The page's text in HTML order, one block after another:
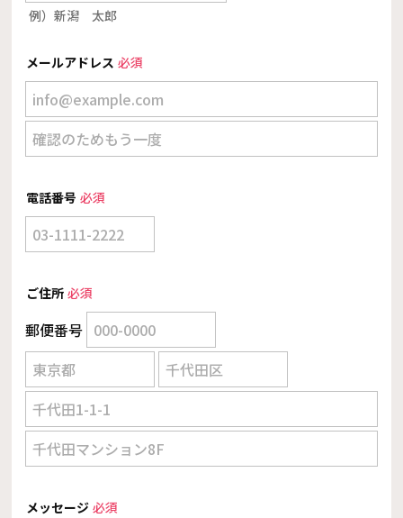
例）新潟 太郎
メールアドレス 必須
電話番号 必須
ご住所 必須
郵便番号
メッセージ 必須